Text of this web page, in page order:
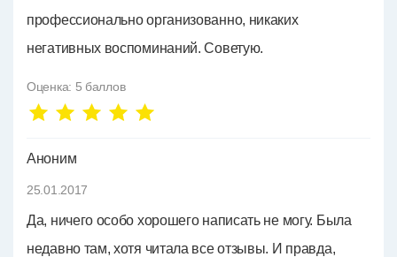
профессионально организованно, никаких
негативных воспоминаний. Советую.
Оценка: 5 баллов
Аноним
25.01.2017
Да, ничего особо хорошего написать не могу. Была
недавно там, хотя читала все отзывы. И правда,